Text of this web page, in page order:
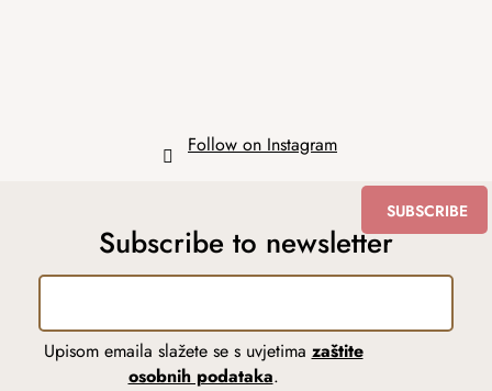
Follow on Instagram
Subscribe to newsletter
Upisom emaila slažete se s uvjetima zaštite
osobnih podataka.
SUBSCRIBE